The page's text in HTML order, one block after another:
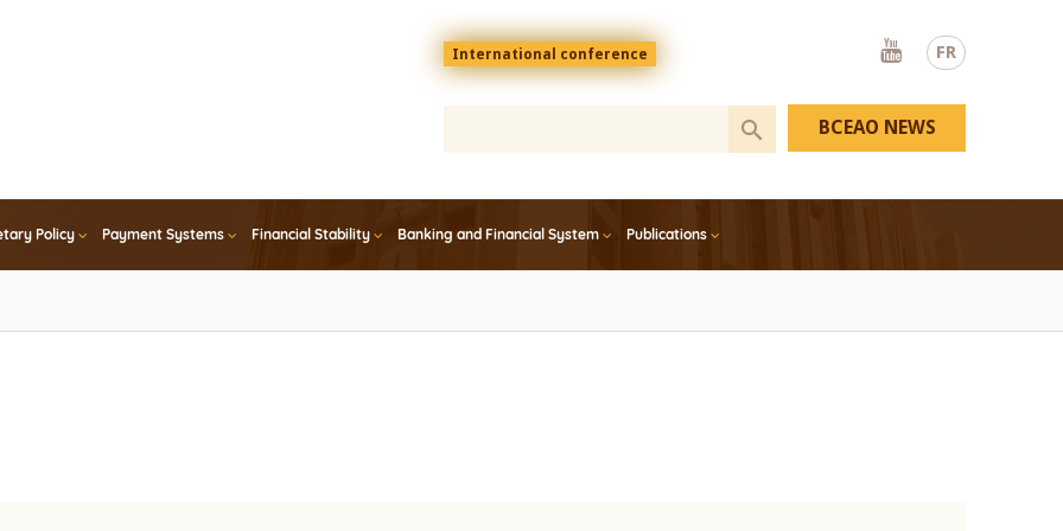
FR
Menu
top
En
International conference
Youtube
Policy Payment Systems Financial Stability Banking and Financial System Publications
BCEAO NEWS